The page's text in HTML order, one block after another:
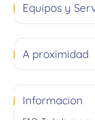
Equipos y
A proximidad
Informacion